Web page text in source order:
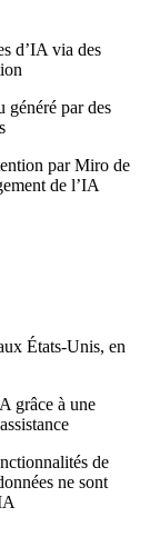
d’IA via des
généré par des
par Miro de
de l’IA
États‑Unis, en
grâce à une
de
ne sont